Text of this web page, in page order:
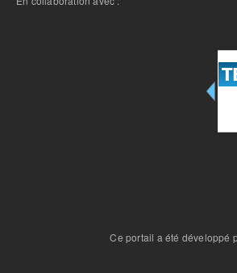
Ce portail a été développé